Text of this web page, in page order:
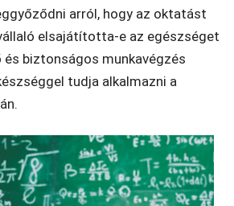
arról, hogy az oktatást
elsajátította-e az egészséget
biztonságos munkavégzés
tudja alkalmazni a